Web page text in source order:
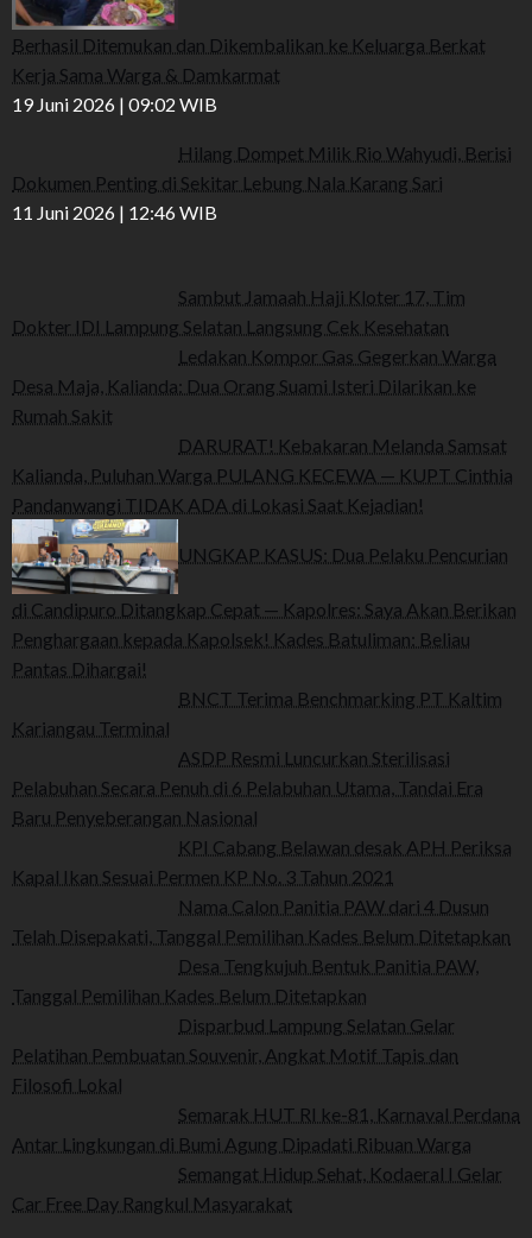
Berhasil Ditemukan dan Dikembalikan ke Keluarga Berkat
Kerja Sama Warga & Damkarmat
19 Juni 2026 | 09:02 WIB
Hilang Dompet Milik Rio Wahyudi, Berisi
Dokumen Penting di Sekitar Lebung Nala Karang Sari
11 Juni 2026 | 12:46 WIB
Sambut Jamaah Haji Kloter 17, Tim
Dokter IDI Lampung Selatan Langsung Cek Kesehatan
Ledakan Kompor Gas Gegerkan Warga
Desa Maja, Kalianda: Dua Orang Suami Isteri Dilarikan ke
Rumah Sakit
DARURAT! Kebakaran Melanda Samsat
Kalianda, Puluhan Warga PULANG KECEWA — KUPT Cinthia
Pandanwangi TIDAK ADA di Lokasi Saat Kejadian!
UNGKAP KASUS: Dua Pelaku Pencurian
di Candipuro Ditangkap Cepat — Kapolres: Saya Akan Berikan
Penghargaan kepada Kapolsek! Kades Batuliman: Beliau
Pantas Dihargai!
BNCT Terima Benchmarking PT Kaltim
Kariangau Terminal
ASDP Resmi Luncurkan Sterilisasi
Pelabuhan Secara Penuh di 6 Pelabuhan Utama, Tandai Era
Baru Penyeberangan Nasional
KPI Cabang Belawan desak APH Periksa
Kapal Ikan Sesuai Permen KP No. 3 Tahun 2021
Nama Calon Panitia PAW dari 4 Dusun
Telah Disepakati, Tanggal Pemilihan Kades Belum Ditetapkan
Desa Tengkujuh Bentuk Panitia PAW,
Tanggal Pemilihan Kades Belum Ditetapkan
Disparbud Lampung Selatan Gelar
Pelatihan Pembuatan Souvenir, Angkat Motif Tapis dan
Filosofi Lokal
Semarak HUT RI ke-81, Karnaval Perdana
Antar Lingkungan di Bumi Agung Dipadati Ribuan Warga
Semangat Hidup Sehat, Kodaeral I Gelar
Car Free Day Rangkul Masyarakat